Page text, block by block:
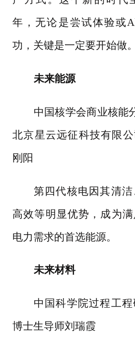
年，无论是尝试体验或
功，关键是一定要开始做。
未来能源
中国核学会商业核能
北京星云远征科技有限
刚阳
第四代核电因其清洁
高效等明显优势，成为
电力需求的首选能源。
未来材料
中国科学院过程工程
博士生导师刘瑞霞